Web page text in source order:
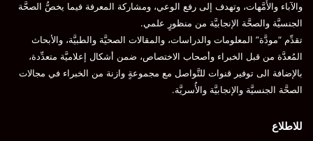
والآباء والأُمَّهات، وتهدف إلى رفع الوعي، ومشاركة المعرفة فيما يخصُّ الصحَّة
الجنسيَّة والصحَّة الإنجابيَّة من منظورٍ علمي.
تقدِّم “مودَّة” المعلومات والدراسات، والمقالات الصحيَّة والطبيَّة، والأبحاث
المُعدَّة من قبل الخبراء وأصحاب الاختصاص، ضمن أشكال إعلاميَّة متعدِّدة،
بالإضافة الى توفير قنوات للتَّواصل مع مجموعةٍ وازنة من الخبراء في مجالات
الصحَّة الجنسيَّة والإنجابيَّة والأُسريَّة.
للاطلاع